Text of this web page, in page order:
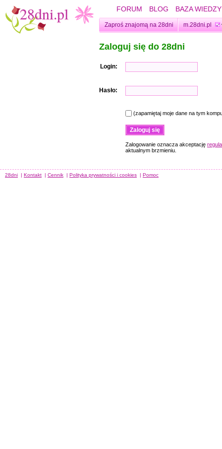
FORUM BLOG BAZA WIEDZY
Zaproś znajomą na 28dni m.28dni.pl
Zaloguj się do 28dni
Login:
Hasło:
(zapamiętaj moje dane na tym
Zalogowanie oznacza akceptację
aktualnym brzmieniu.
28dni | Kontakt | Cennik | Polityka prywatności i cookies | Pomoc